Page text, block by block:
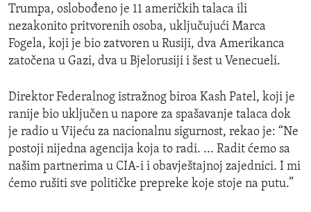
Trumpa, oslobođeno je 11 američkih talaca ili
nezakonito pritvorenih osoba, uključujući Marca
Fogela, koji je bio zatvoren u Rusiji, dva Amerikanca
zatočena u Gazi, dva u Bjelorusiji i šest u Venecueli.
Direktor Federalnog istražnog biroa Kash Patel, koji je
ranije bio uključen u napore za spašavanje talaca dok
je radio u Vijeću za nacionalnu sigurnost, rekao je: “Ne
postoji nijedna agencija koja to radi. ... Radit ćemo sa
našim partnerima u CIA-i i obavještajnoj zajednici. I mi
ćemo rušiti sve političke prepreke koje stoje na putu.”